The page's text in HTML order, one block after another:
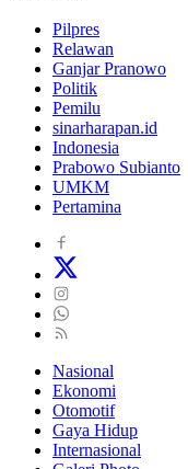
Pilpres
Relawan
Ganjar Pranowo
Politik
Pemilu
sinarharapan.id
Indonesia
Prabowo Subianto
UMKM
Pertamina
Nasional
Ekonomi
Otomotif
Gaya Hidup
Internasional